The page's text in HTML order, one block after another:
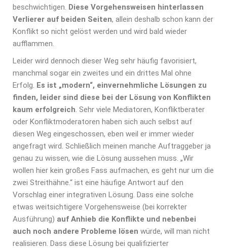
beschwichtigen. Diese Vorgehensweisen hinterlassen
Verlierer auf beiden Seiten, allein deshalb schon kann der
Konflikt so nicht gelöst werden und wird bald wieder
aufflammen.
Leider wird dennoch dieser Weg sehr häufig favorisiert,
manchmal sogar ein zweites und ein drittes Mal ohne
Erfolg. Es ist „modern“, einvernehmliche Lösungen zu
finden, leider sind diese bei der Lösung von Konflikten
kaum erfolgreich . Sehr viele Mediatoren, Konfliktberater
oder Konfliktmoderatoren haben sich auch selbst auf
diesen Weg eingeschossen, eben weil er immer wieder
angefragt wird. Schließlich meinen manche Auftraggeber ja
genau zu wissen, wie die Lösung aussehen muss. „Wir
wollen hier kein großes Fass aufmachen, es geht nur um die
zwei Streithähne.“ ist eine häufige Antwort auf den
Vorschlag einer integrativen Lösung. Dass eine solche
etwas weitsichtigere Vorgehensweise (bei korrekter
Ausführung) auf Anhieb die Konflikte und nebenbei
auch noch andere Probleme lösen würde, will man nicht
realisieren. Dass diese Lösung bei qualifizierter